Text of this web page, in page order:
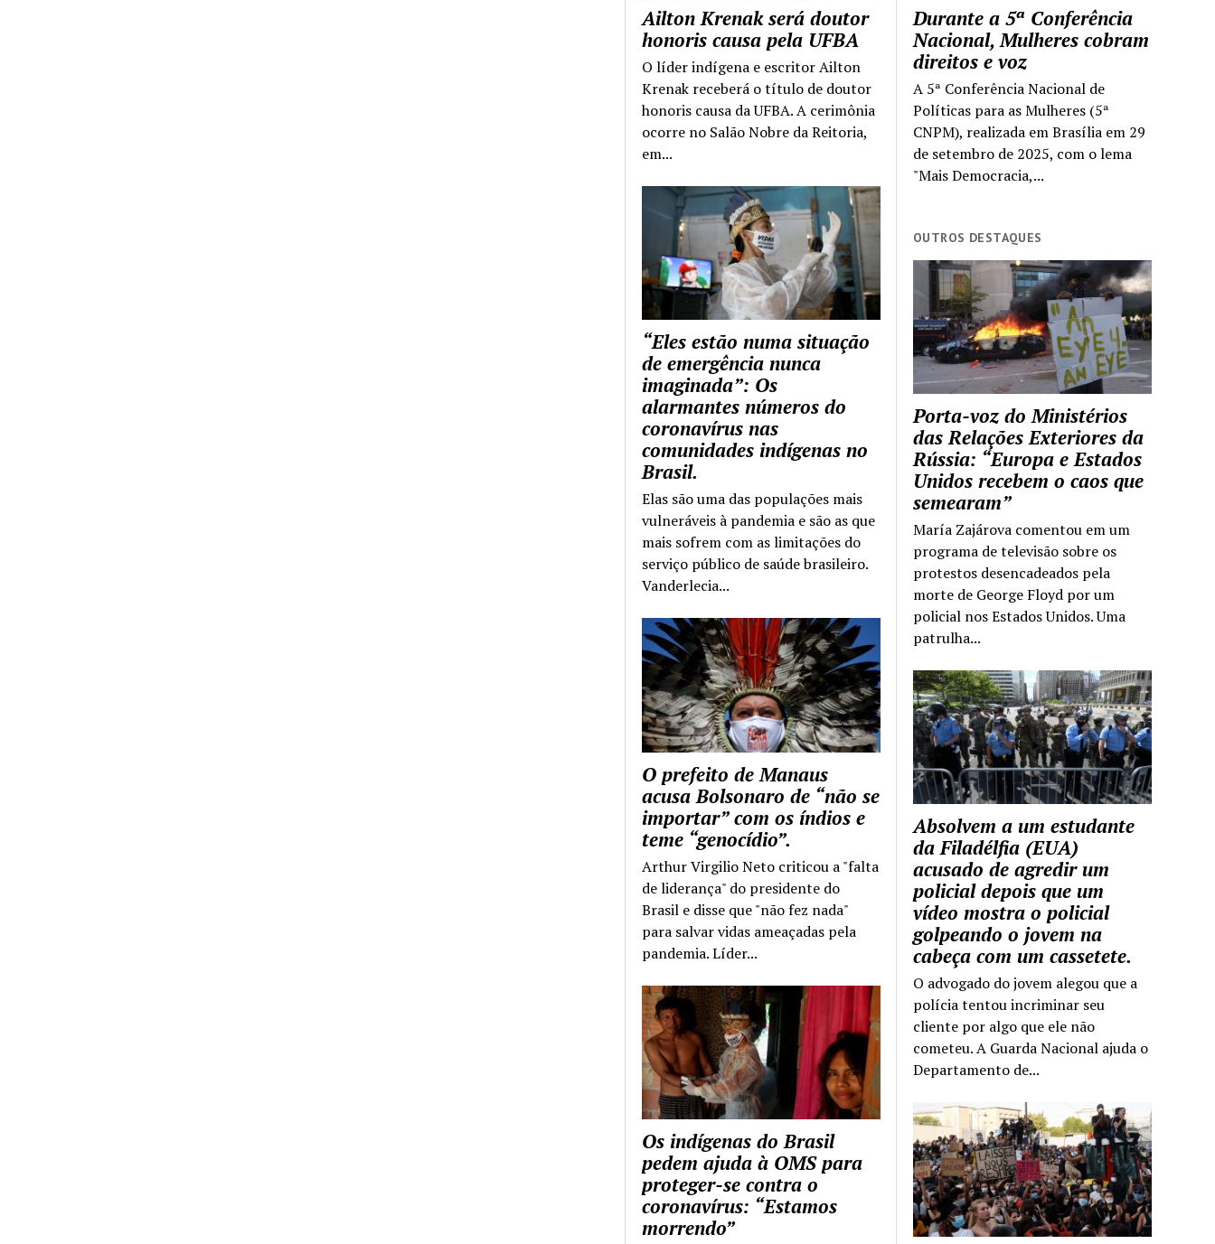
Durante a 5ª Conferência
Nacional, Mulheres cobram
direitos e voz
A 5ª Conferência Nacional de
Políticas para as Mulheres (5ª
CNPM), realizada em Brasília em 29
de setembro de 2025, com o lema
"Mais Democracia,...
OUTROS DESTAQUES
Porta-voz do Ministérios
das Relações Exteriores da
Rússia: “Europa e Estados
Unidos recebem o caos que
semearam”
María Zajárova comentou em um
programa de televisão sobre os
protestos desencadeados pela
morte de George Floyd por um
policial nos Estados Unidos. Uma
patrulha...
Absolvem a um estudante
da Filadélfia (EUA)
acusado de agredir um
policial depois que um
vídeo mostra o policial
golpeando o jovem na
cabeça com um cassetete.
O advogado do jovem alegou que a
polícia tentou incriminar seu
cliente por algo que ele não
cometeu. A Guarda Nacional ajuda o
Departamento de...
Ailton Krenak será doutor
honoris causa pela UFBA
O líder indígena e escritor Ailton
Krenak receberá o título de doutor
honoris causa da UFBA. A cerimônia
ocorre no Salão Nobre da Reitoria,
em...
“Eles estão numa situação
de emergência nunca
imaginada”: Os
alarmantes números do
coronavírus nas
comunidades indígenas no
Brasil.
Elas são uma das populações mais
vulneráveis à pandemia e são as que
mais sofrem com as limitações do
serviço público de saúde brasileiro.
Vanderlecia...
O prefeito de Manaus
acusa Bolsonaro de “não se
importar” com os índios e
teme “genocídio”.
Arthur Virgilio Neto criticou a "falta
de liderança" do presidente do
Brasil e disse que "não fez nada"
para salvar vidas ameaçadas pela
pandemia. Líder...
Os indígenas do Brasil
pedem ajuda à OMS para
proteger-se contra o
coronavírus: “Estamos
morrendo”